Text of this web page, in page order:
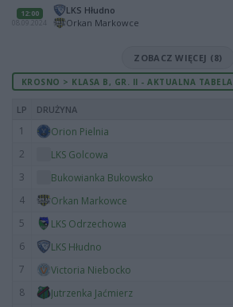
12:00
08.09.2024
LKS Hłudno
Orkan Markowce
ZOBACZ WIĘCEJ (8)
KROSNO > KLASA B, GR. II - AKTUALNA TABELA
LP DRUŻYNA
1 Orion Pielnia
2
LKS Golcowa
3
Bukowianka Bukowsko
4
Orkan Markowce
5
LKS Odrzechowa
6
LKS Hłudno
7
Victoria Niebocko
8
Jutrzenka Jaćmierz